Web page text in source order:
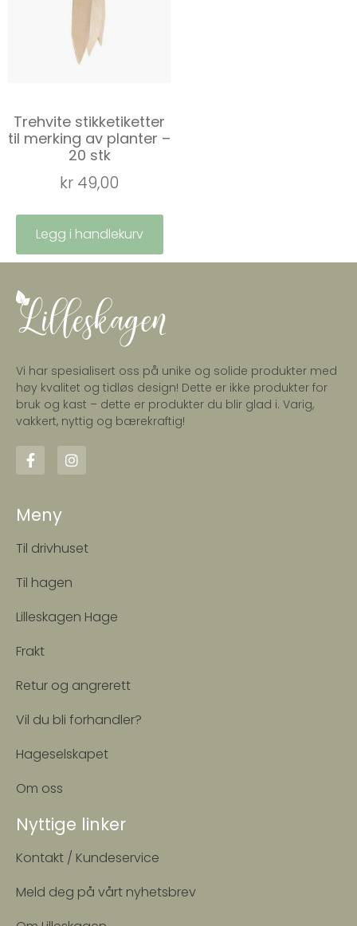
Trehvite stikketiketter
til merking av planter –
20 stk
kr 49,00
Legg i handlekurv
Vi har spesialisert oss på unike og solide produkter med
høy kvalitet og tidløs design! Dette er ikke produkter for
bruk og kast – dette er produkter du blir glad i. Varig,
vakkert, nyttig og bærekraftig!
Meny
Til drivhuset
Til hagen
Lilleskagen Hage
Frakt
Retur og angrerett
Vil du bli forhandler?
Hageselskapet
Om oss
Nyttige linker
Kontakt / Kundeservice
Meld deg på vårt nyhetsbrev